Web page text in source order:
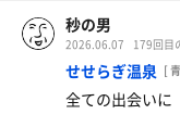
に近付いたら、
水風呂のタイル
ーキングも新し
そして少し水温
秒の男
2026.06.07 179回目
せせらぎ温泉 [
全ての出会いに